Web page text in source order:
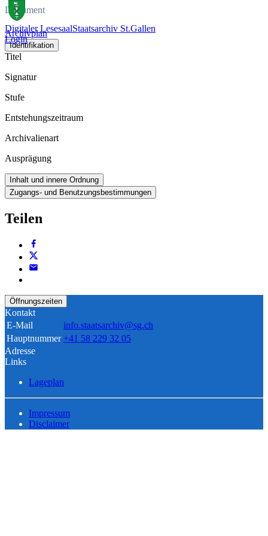
Digitaler LesesaalStaatsarchiv St.Gallen
Login
Dokument
Archivplan
Identifikation
Titel
Signatur
Stufe
Entstehungszeitraum
Archivalienart
Ausprägung
Inhalt und innere Ordnung
Zugangs- und Benutzungsbestimmungen
Teilen
Öffnungszeiten
Kontakt
E-Mail
info.staatsarchiv@sg.ch
Hauptnummer +41 58 229 32 05
Adresse
Links
Lageplan
Impressum
Disclaimer